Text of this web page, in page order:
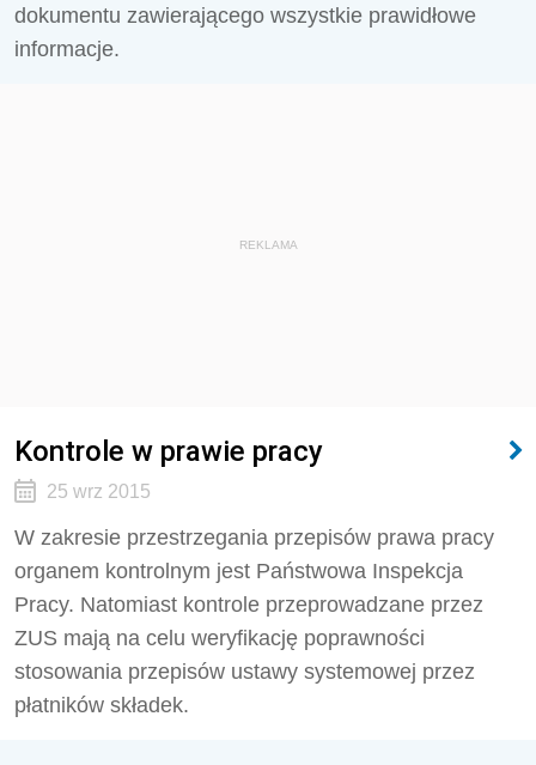
dokumentu zawierającego wszystkie prawidłowe
informacje.
REKLAMA
Kontrole w prawie pracy
25 wrz 2015
W zakresie przestrzegania przepisów prawa pracy
organem kontrolnym jest Państwowa Inspekcja
Pracy. Natomiast kontrole przeprowadzane przez
ZUS mają na celu weryfikację poprawności
stosowania przepi­sów ustawy systemowej przez
płatników składek.